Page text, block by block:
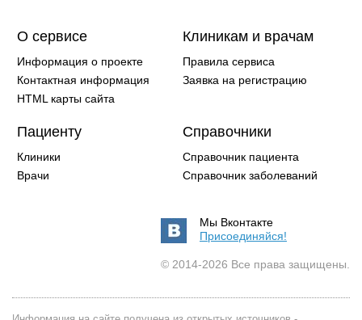
О сервисе
Информация о проекте
Контактная информация
HTML карты сайта
Клиникам и врачам
Правила сервиса
Заявка на регистрацию
Пациенту
Клиники
Врачи
Справочники
Справочник пациента
Справочник заболеваний
Мы Вконтакте
Присоединяйся!
© 2014-2026 Все права защищены.